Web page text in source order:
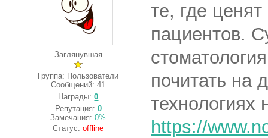
Заглянувшая
Группа: Пользователи
Сообщений:41
Награды:0
Репутация: 0
Замечания:0%
Статус:offline
те, где
пациентов.
почитать на
технологиях
https://